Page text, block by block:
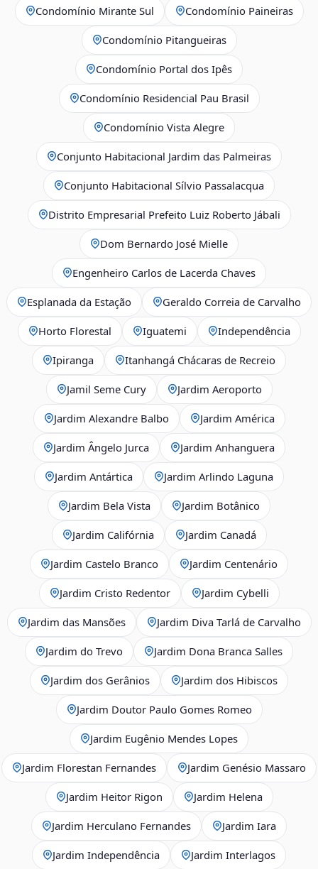
Condomínio Mirante Sul Condomínio Paineiras
Condomínio Pitangueiras
Condomínio Portal dos Ipês
Condomínio Residencial Pau Brasil
Condomínio Vista Alegre
Conjunto Habitacional Jardim das Palmeiras
Conjunto Habitacional Sílvio Passalacqua
Distrito Empresarial Prefeito Luiz Roberto Jábali
Dom Bernardo José Mielle
Engenheiro Carlos de Lacerda Chaves
Esplanada da Estação Geraldo Correia de Carvalho
Horto Florestal Iguatemi Independência
Ipiranga Itanhangá Chácaras de Recreio
Jamil Seme Cury Jardim Aeroporto
Jardim Alexandre Balbo Jardim América
Jardim Ângelo Jurca Jardim Anhanguera
Jardim Antártica Jardim Arlindo Laguna
Jardim Bela Vista Jardim Botânico
Jardim Califórnia Jardim Canadá
Jardim Castelo Branco Jardim Centenário
Jardim Cristo Redentor Jardim Cybelli
Jardim das Mansões Jardim Diva Tarlá de Carvalho
Jardim do Trevo Jardim Dona Branca Salles
Jardim dos Gerânios Jardim dos Hibiscos
Jardim Doutor Paulo Gomes Romeo
Jardim Eugênio Mendes Lopes
Jardim Florestan Fernandes Jardim Genésio Massaro
Jardim Heitor Rigon Jardim Helena
Jardim Herculano Fernandes Jardim Iara
Jardim Independência Jardim Interlagos